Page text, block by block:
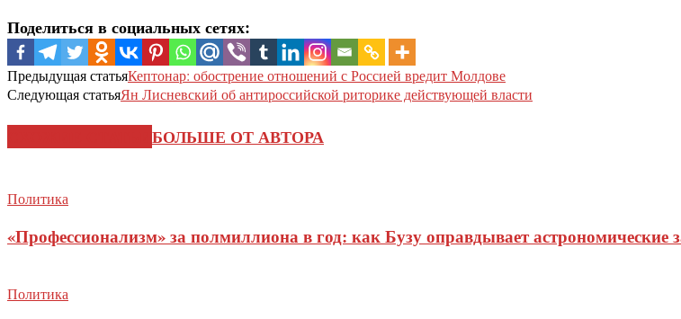
Поделиться в социальных сетях:
Предыдущая статьяКептонар: обострение отношений с Россией вредит Молдове
Следующая статьяЯн Лисневский об антироссийской риторике действующей власти
БОЛЬШЕ ОТ АВТОРА
Политика
«Профессионализм» за полмиллиона в год: как Бузу оправдывает
Политика